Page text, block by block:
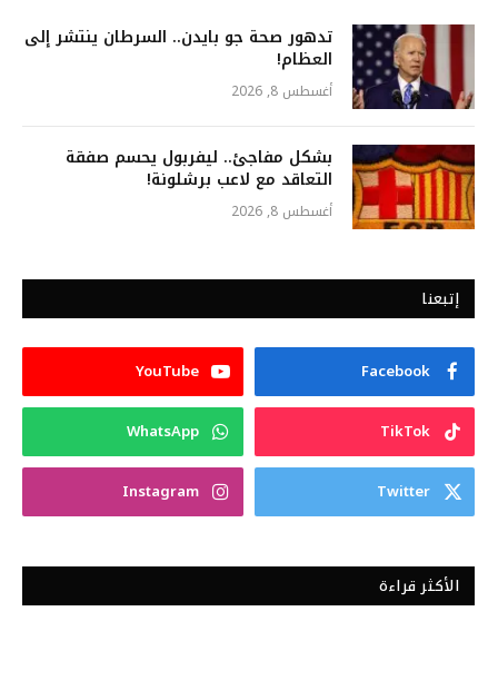
تدهور صحة جو بايدن.. السرطان ينتشر إلى
العظام!
أغسطس 8, 2026
بشكل مفاجئ.. ليفربول يحسم صفقة
التعاقد مع لاعب برشلونة!
أغسطس 8, 2026
إتبعنا
Facebook
YouTube
TikTok
WhatsApp
Twitter
Instagram
الأكثر قراءة